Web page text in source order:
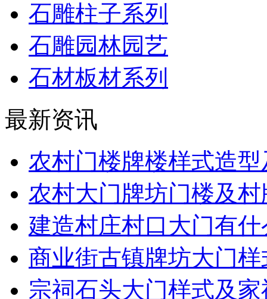
石雕柱子系列
石雕园林园艺
石材板材系列
最新资讯
农村门楼牌楼样式造
农村大门牌坊门楼及
建造村庄村口大门有
商业街古镇牌坊大门
宗祠石头大门样式及